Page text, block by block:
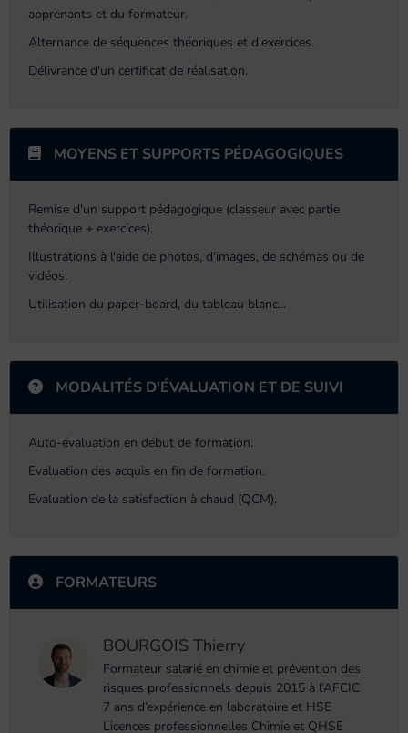
apprenants et du formateur.
Alternance de séquences théoriques et d'exercices.
Délivrance d'un certificat de réalisation.
MOYENS ET SUPPORTS PÉDAGOGIQUES
Remise d'un support pédagogique (classeur avec partie
théorique + exercices).
Illustrations à l'aide de photos, d'images, de schémas ou de
vidéos.
Utilisation du paper-board, du tableau blanc...
MODALITÉS D'ÉVALUATION ET DE SUIVI
Auto-évaluation en début de formation.
Evaluation des acquis en fin de formation.
Evaluation de la satisfaction à chaud (QCM).
FORMATEURS
BOURGOIS Thierry
Formateur salarié en chimie et prévention des
risques professionnels depuis 2015 à l’AFCIC
7 ans d’expérience en laboratoire et HSE
Licences professionnelles Chimie et QHSE